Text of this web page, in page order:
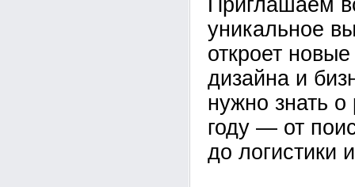
Приглашаем
уникальное
откроет
дизайна и
нужно знать
году — от
до логистики